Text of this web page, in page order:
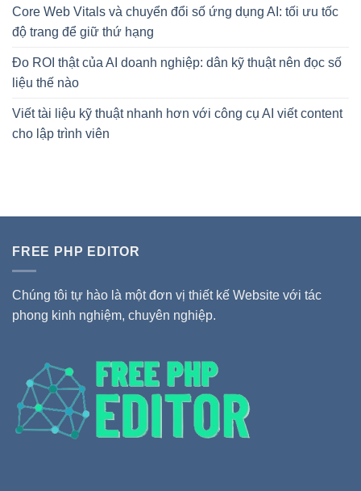
Core Web Vitals và chuyển đổi số ứng dụng AI: tối ưu tốc
độ trang để giữ thứ hạng
Đo ROI thật của AI doanh nghiệp: dân kỹ thuật nên đọc số
liệu thế nào
Viết tài liệu kỹ thuật nhanh hơn với công cụ AI viết content
cho lập trình viên
FREE PHP EDITOR
Chúng tôi tự hào là một đơn vị thiết kế Website với tác
phong kinh nghiệm, chuyên nghiệp.